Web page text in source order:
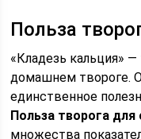
Польза
«Кладезь кальция»
домашнем твороге.
единственное
Польза творога для
множества